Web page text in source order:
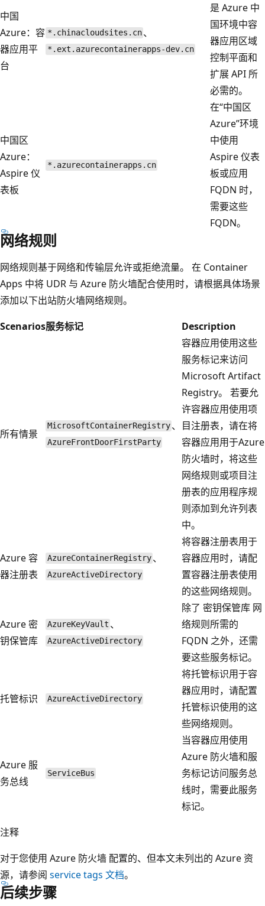
中国
Azure：容
器应用平
台
*.chinacloudsites.cn 、
*.ext.azurecontainerapps-dev.cn
是 Azure 中
国环境中容
器应用区域
控制平面和
扩展 API 所
必需的。
中国区
Azure：
Aspire 仪
表板
*.azurecontainerapps.cn
在“中国区
Azure”环境
中使用
Aspire 仪表
板或应用
FQDN 时，
需要这些
FQDN。
网络规则
网络规则基于网络和传输层允许或拒绝流量。 在 Container
Apps 中将 UDR 与 Azure 防火墙配合使用时，请根据具体场景
添加以下出站防火墙网络规则。
Scenarios服务标记 Description
所有情景
MicrosoftContainerRegistry 、
AzureFrontDoorFirstParty
容器应用使用这些
服务标记来访问
Microsoft Artifact
Registry。 若要允
许容器应用使用项
目注册表，请在将
容器应用用于Azure
防火墙时，将这些
网络规则或项目注
册表的应用程序规
则添加到允许列表
中。
Azure 容
器注册表
AzureContainerRegistry 、
AzureActiveDirectory
将容器注册表用于
容器应用时，请配
置容器注册表使用
的这些网络规则。
Azure 密
钥保管库
AzureKeyVault 、
AzureActiveDirectory
除了 密钥保管库 网
络规则所需的
FQDN 之外，还需
要这些服务标记。
托管标识 AzureActiveDirectory
将托管标识用于容
器应用时，请配置
托管标识使用的这
些网络规则。
Azure 服
务总线
ServiceBus
当容器应用使用
Azure 防火墙和服
务标记访问服务总
线时，需要此服务
标记。
注释
对于您使用 Azure 防火墙 配置的、但本文未列出的 Azure 资
源，请参阅 service tags 文档。
后续步骤